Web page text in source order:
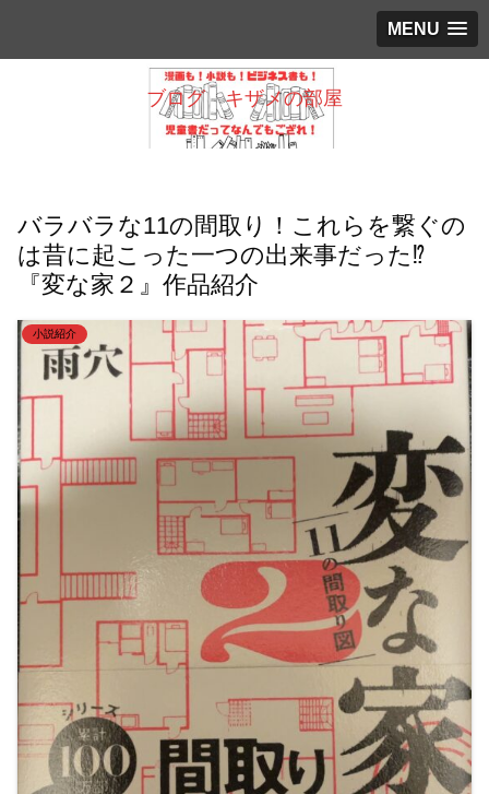
MENU
ブログ キザメの部屋
バラバラな11の間取り！これらを繋ぐの
は昔に起こった一つの出来事だった⁉
『変な家２』作品紹介
小説紹介